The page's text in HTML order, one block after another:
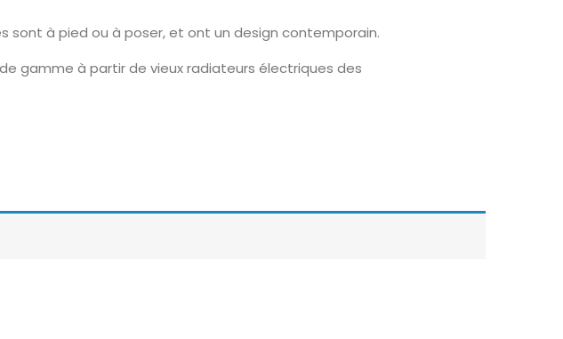
sont à pied ou à poser, et ont un design contemporain.
gamme à partir de vieux radiateurs électriques des